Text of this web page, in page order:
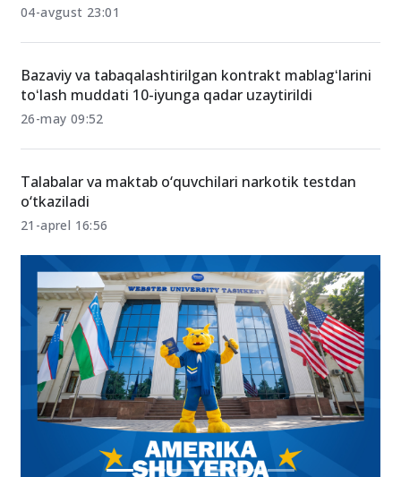
04-avgust 23:01
Bazaviy va tabaqalashtirilgan kontrakt mablagʻlarini
toʻlash muddati 10-iyunga qadar uzaytirildi
26-may 09:52
Talabalar va maktab o‘quvchilari narkotik testdan
o‘tkaziladi
21-aprel 16:56